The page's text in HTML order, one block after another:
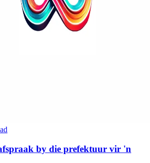
by die prefektuur vir 'n